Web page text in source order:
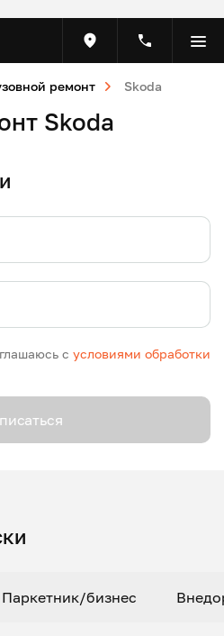
ремонт Skoda
Skoda
с условиями обработки
Паркетник/бизнес